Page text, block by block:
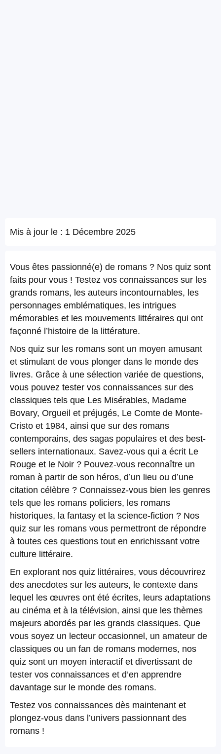
Mis à jour le : 1 Décembre 2025
Vous êtes passionné(e) de romans ? Nos quiz sont
faits pour vous ! Testez vos connaissances sur les
grands romans, les auteurs incontournables, les
personnages emblématiques, les intrigues
mémorables et les mouvements littéraires qui ont
façonné l’histoire de la littérature.
Nos quiz sur les romans sont un moyen amusant
et stimulant de vous plonger dans le monde des
livres. Grâce à une sélection variée de questions,
vous pouvez tester vos connaissances sur des
classiques tels que Les Misérables, Madame
Bovary, Orgueil et préjugés, Le Comte de Monte-
Cristo et 1984, ainsi que sur des romans
contemporains, des sagas populaires et des best-
sellers internationaux. Savez-vous qui a écrit Le
Rouge et le Noir ? Pouvez-vous reconnaître un
roman à partir de son héros, d’un lieu ou d’une
citation célèbre ? Connaissez-vous bien les genres
tels que les romans policiers, les romans
historiques, la fantasy et la science-fiction ? Nos
quiz sur les romans vous permettront de répondre
à toutes ces questions tout en enrichissant votre
culture littéraire.
En explorant nos quiz littéraires, vous découvrirez
des anecdotes sur les auteurs, le contexte dans
lequel les œuvres ont été écrites, leurs adaptations
au cinéma et à la télévision, ainsi que les thèmes
majeurs abordés par les grands classiques. Que
vous soyez un lecteur occasionnel, un amateur de
classiques ou un fan de romans modernes, nos
quiz sont un moyen interactif et divertissant de
tester vos connaissances et d’en apprendre
davantage sur le monde des romans.
Testez vos connaissances dès maintenant et
plongez-vous dans l’univers passionnant des
romans !